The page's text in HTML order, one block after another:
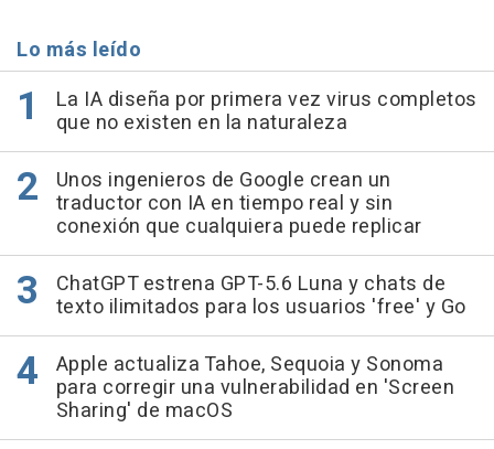
Lo más leído
La IA diseña por primera vez virus completos
que no existen en la naturaleza
Unos ingenieros de Google crean un
traductor con IA en tiempo real y sin
conexión que cualquiera puede replicar
ChatGPT estrena GPT-5.6 Luna y chats de
texto ilimitados para los usuarios 'free' y Go
Apple actualiza Tahoe, Sequoia y Sonoma
para corregir una vulnerabilidad en 'Screen
Sharing' de macOS